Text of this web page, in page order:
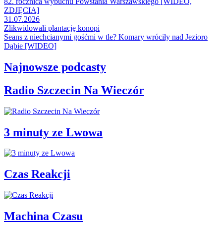
ZDJĘCIA]
31.07.2026
Zlikwidowali plantację konopi
Seans z niechcianymi gośćmi w tle? Komary wróciły nad Jezioro
Dąbie [WIDEO]
Najnowsze podcasty
Radio Szczecin Na Wieczór
3 minuty ze Lwowa
Czas Reakcji
Machina Czasu